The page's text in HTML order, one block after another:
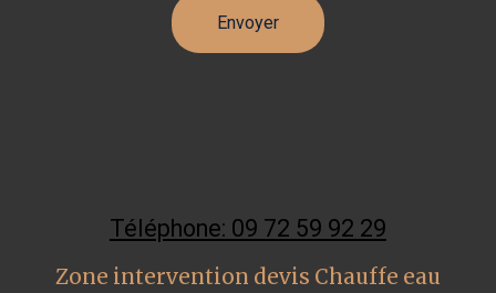
Téléphone: 09 72 59 92 29
Zone intervention devis Chauffe eau